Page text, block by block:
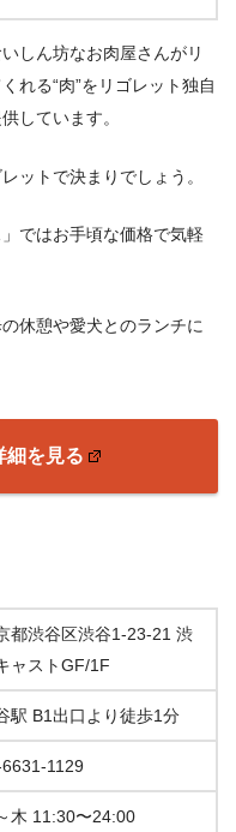
しん坊なお肉屋さんがリ
れる“肉”をリゴレット独自
しています。
ットで決まりでしょう。
ではお手頃な価格で気軽
休憩や愛犬とのランチに
細を見る
都渋谷区渋谷1-23-21 渋
ャストGF/1F
駅 B1出口より徒歩1分
1129
木 11:30〜24:00